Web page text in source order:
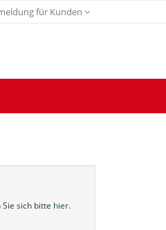
für Kunden
sich bitte hier.